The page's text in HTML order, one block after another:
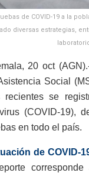
de COVID-19 a la
diversas estrategias,
20 oct
Social
se
(COVID-19),
en todo el país.
de COVID-